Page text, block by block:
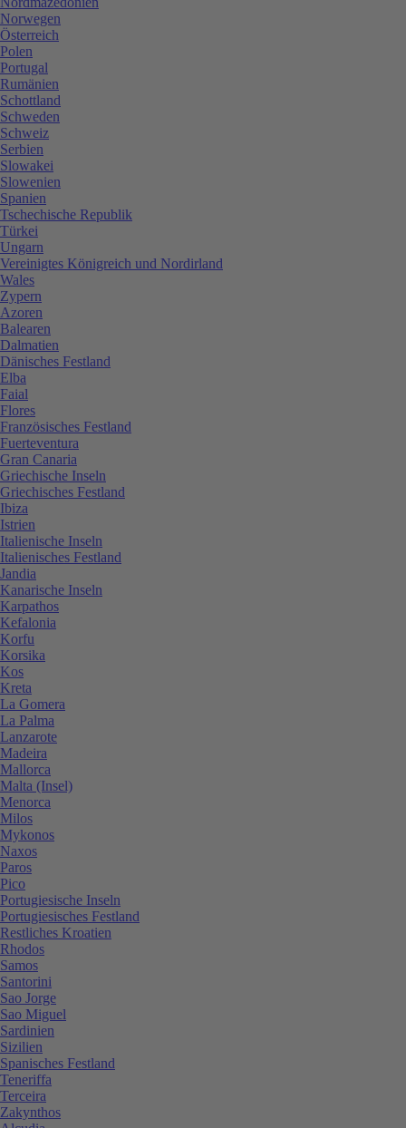
Norwegen
Österreich
Polen
Portugal
Rumänien
Schottland
Schweden
Schweiz
Serbien
Slowakei
Slowenien
Spanien
Tschechische Republik
Türkei
Ungarn
Vereinigtes Königreich und Nordirland
Wales
Zypern
Azoren
Balearen
Dalmatien
Dänisches Festland
Elba
Faial
Flores
Französisches Festland
Fuerteventura
Gran Canaria
Griechische Inseln
Griechisches Festland
Ibiza
Istrien
Italienische Inseln
Italienisches Festland
Jandia
Kanarische Inseln
Karpathos
Kefalonia
Korfu
Korsika
Kos
Kreta
La Gomera
La Palma
Lanzarote
Madeira
Mallorca
Malta (Insel)
Menorca
Milos
Mykonos
Naxos
Paros
Pico
Portugiesische Inseln
Portugiesisches Festland
Restliches Kroatien
Rhodos
Samos
Santorini
Sao Jorge
Sao Miguel
Sardinien
Sizilien
Spanisches Festland
Teneriffa
Terceira
Zakynthos